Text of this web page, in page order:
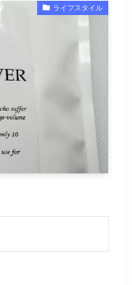
ライフスタイル